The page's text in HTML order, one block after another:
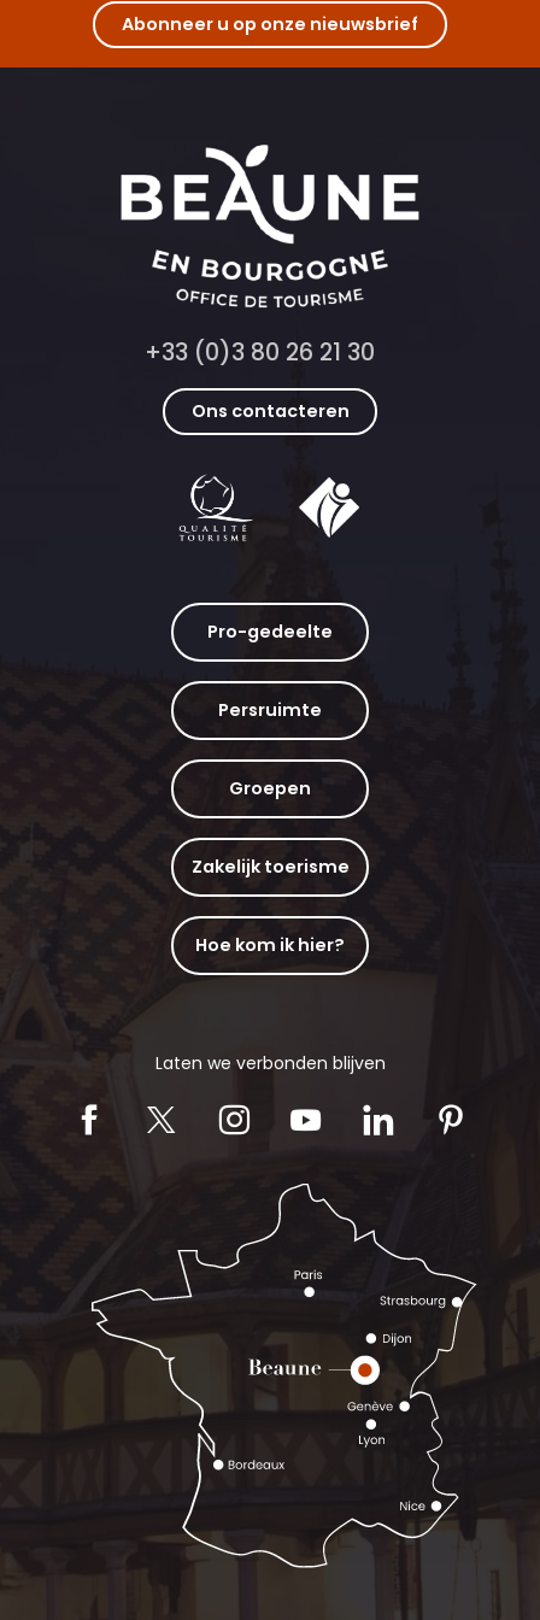
Abonneer u op onze nieuwsbrief
+33 (0)3 80 26 21 30
Ons contacteren
Pro-gedeelte
Persruimte
Groepen
Zakelijk toerisme
Hoe kom ik hier?
Laten we verbonden blijven